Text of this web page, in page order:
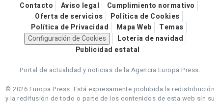
Contacto Aviso legal
Cumplimiento normativo
Oferta de servicios
Política de Cookies
Política de Privacidad
Mapa Web
Temas
Configuración de Cookies
Loteria de navidad
Publicidad estatal
Portal de actualidad y noticias de la Agencia Europa Press.
© 2026 Europa Press. Está expresamente prohibida la redistribución
y la redifusión de todo o parte de los contenidos de esta web sin su